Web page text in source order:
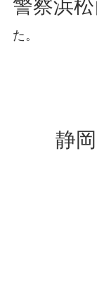
警察浜
た。
静